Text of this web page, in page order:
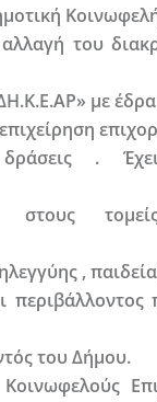
του
με
δράσεις .
,
περιβάλλοντος
του Δήμου.